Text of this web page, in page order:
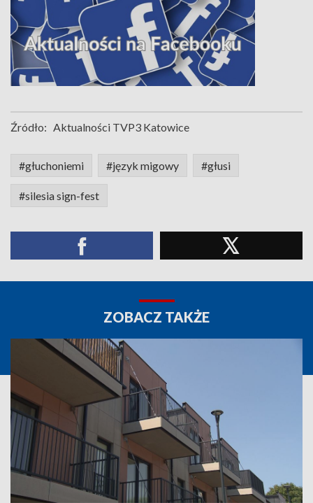
Źródło: Aktualności TVP3 Katowice
#głuchoniemi #język migowy #głusi
#silesia sign-fest
ZOBACZ TAKŻE